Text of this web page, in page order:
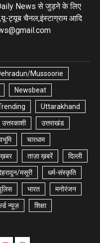
News से जुड़ने के लिए
ट्यूब चैनल,इंस्टाग्राम आदि
Mussoorie
Newsbeat
Uttarakhand
उत्तरकाशी उत्तराखंड
चारधाम
ख़बर ताज़ा ख़बरें दिल्ली
मसूरी धर्म-संस्कृति
भारत मनोरंजन
न्यूज़ शिक्षा